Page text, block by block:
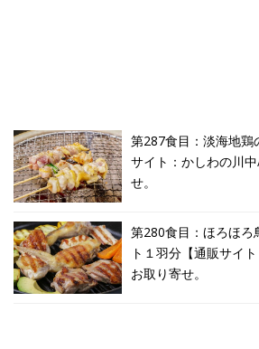
第287食目：淡海地鶏
サイト：かしわの川
せ。
第280食目：ほろほろ
ト１羽分【通販サイ
お取り寄せ。